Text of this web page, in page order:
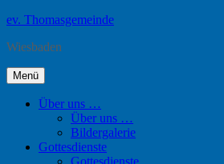
Zum
springen
ev. Thomasgemeinde
Wiesbaden
Menü
Über uns …
Über uns …
Bildergalerie
Gottesdienste
Gottesdienste